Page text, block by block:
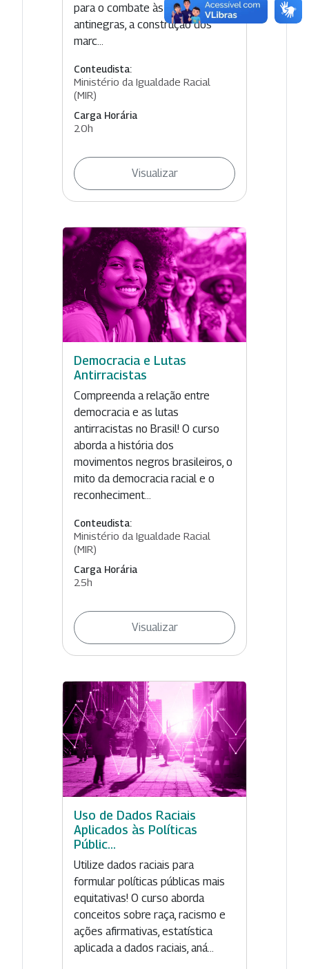
para o combate às políticas
antinegras, a construção dos
marc...
Conteudista:
Ministério da Igualdade Racial
(MIR)
Carga Horária
20h
Visualizar
Democracia e Lutas
Antirracistas
Compreenda a relação entre
democracia e as lutas
antirracistas no Brasil! O curso
aborda a história dos
movimentos negros brasileiros, o
mito da democracia racial e o
reconheciment...
Conteudista:
Ministério da Igualdade Racial
(MIR)
Carga Horária
25h
Visualizar
Uso de Dados Raciais
Aplicados às Políticas
Públic...
Utilize dados raciais para
formular políticas públicas mais
equitativas! O curso aborda
conceitos sobre raça, racismo e
ações afirmativas, estatística
aplicada a dados raciais, aná...